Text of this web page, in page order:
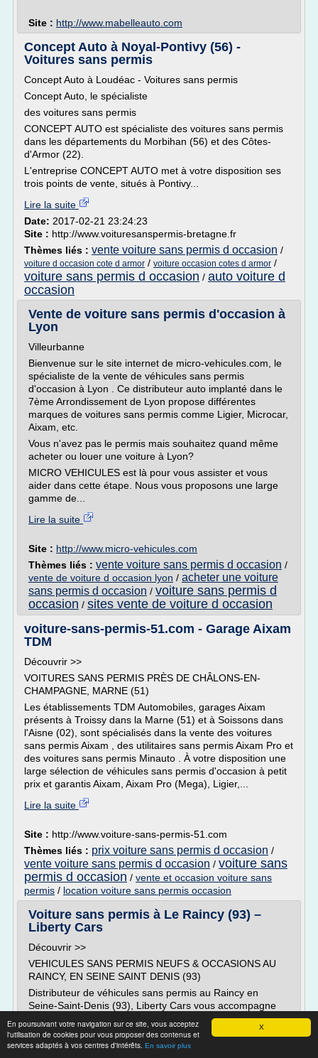
X
En poursuivant votre navigation sur ce site, vous acceptez
l'utilisation de cookies pour vous proposer des contenus et
services adaptés à vos centres d'intérêts. En savoir plus
Site : http://www.mabelleauto.com
Concept Auto à Noyal-Pontivy (56) -
Voitures sans permis
Concept Auto à Loudéac - Voitures sans permis
Concept Auto, le spécialiste
des voitures sans permis
CONCEPT AUTO est spécialiste des voitures sans permis
dans les départements du Morbihan (56) et des Côtes-
d'Armor (22).
L'entreprise CONCEPT AUTO met à votre disposition ses
trois points de vente, situés à Pontivy...
Lire la suite
Date: 2017-02-21 23:24:23
Site : http://www.voituresanspermis-bretagne.fr
Thèmes liés : vente voiture sans permis d occasion /
voiture d occasion cote d armor / voiture occasion cotes d armor /
voiture sans permis d occasion / auto voiture d
occasion
Vente de voiture sans permis d'occasion à
Lyon
Villeurbanne
Bienvenue sur le site internet de micro-vehicules.com, le
spécialiste de la vente de véhicules sans permis
d'occasion à Lyon . Ce distributeur auto implanté dans le
7ème Arrondissement de Lyon propose différentes
marques de voitures sans permis comme Ligier, Microcar,
Aixam, etc.
Vous n'avez pas le permis mais souhaitez quand même
acheter ou louer une voiture à Lyon?
MICRO VEHICULES est là pour vous assister et vous
aider dans cette étape. Nous vous proposons une large
gamme de...
Lire la suite
Site : http://www.micro-vehicules.com
Thèmes liés : vente voiture sans permis d occasion /
vente de voiture d occasion lyon / acheter une voiture
sans permis d occasion / voiture sans permis d
occasion / sites vente de voiture d occasion
voiture-sans-permis-51.com - Garage Aixam
TDM
Découvrir >>
VOITURES SANS PERMIS PRÈS DE CHÂLONS-EN-
CHAMPAGNE, MARNE (51)
Les établissements TDM Automobiles, garages Aixam
présents à Troissy dans la Marne (51) et à Soissons dans
l'Aisne (02), sont spécialisés dans la vente des voitures
sans permis Aixam , des utilitaires sans permis Aixam Pro et
des voitures sans permis Minauto . À votre disposition une
large sélection de véhicules sans permis d'occasion à petit
prix et garantis Aixam, Aixam Pro (Mega), Ligier,...
Lire la suite
Site : http://www.voiture-sans-permis-51.com
Thèmes liés : prix voiture sans permis d occasion /
vente voiture sans permis d occasion / voiture sans
permis d occasion / vente et occasion voiture sans
permis / location voiture sans permis occasion
Voiture sans permis à Le Raincy (93) –
Liberty Cars
Découvrir >>
VEHICULES SANS PERMIS NEUFS & OCCASIONS AU
RAINCY, EN SEINE SAINT DENIS (93)
Distributeur de véhicules sans permis au Raincy en
Seine-Saint-Denis (93), Liberty Cars vous accompagne
pour l'achat, la location, l'entretien et la réparation de
votre véhicule. Concessionnaire des marques de véhicule
sans permis Aixam, Aixam Pro, Minauto et autre